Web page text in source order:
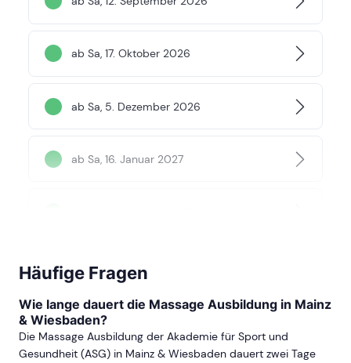
ab Sa, 17. Oktober 2026
ab Sa, 5. Dezember 2026
ab Sa, 16. Januar 2027
mehr Termine in Frankfurt anzeigen
DARMSTADT
ab Sa, 30. Januar 2027
Häufige Fragen
Wie lange dauert die Massage Ausbildung in Mainz
& Wiesbaden?
Die Massage Ausbildung der Akademie für Sport und
Gesundheit (ASG) in Mainz & Wiesbaden dauert zwei Tage